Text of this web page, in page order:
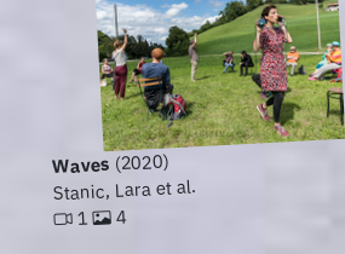
Waves(2020)
Stanic, Lara et al.
1 4